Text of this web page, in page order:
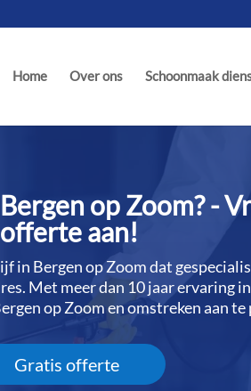
Home Over ons Schoonmaak
op Zoom? -
offerte aan!
in Bergen op Zoom dat
Met meer dan 10 jaar ervaring
op Zoom en omstreken aan te
Gratis offerte